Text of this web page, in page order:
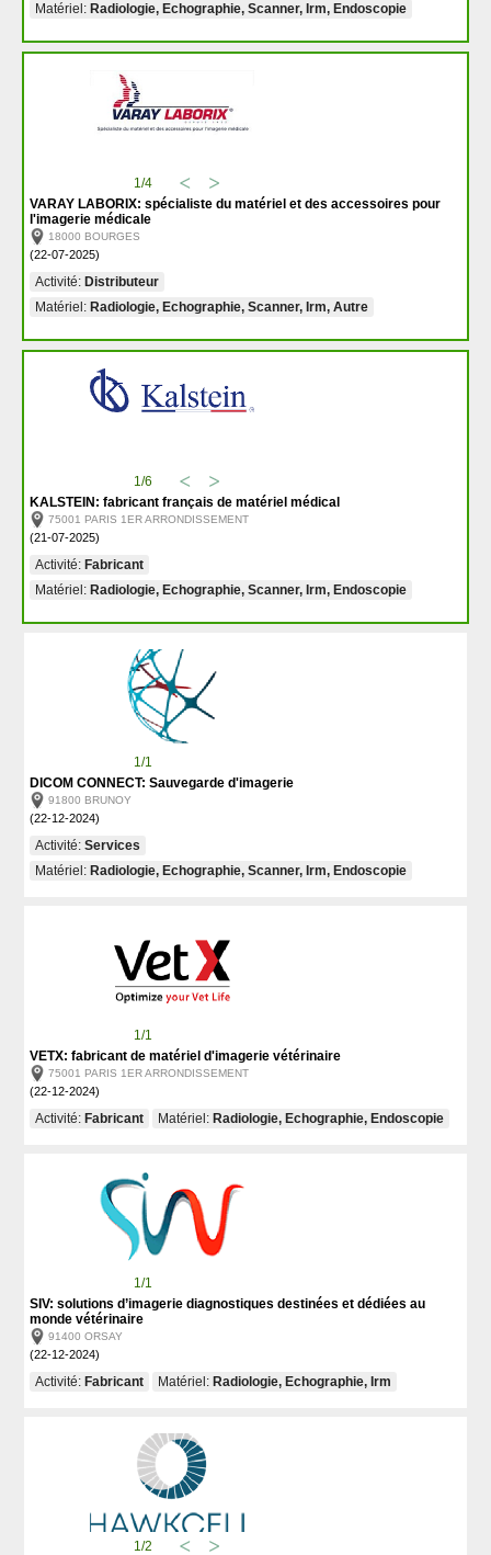
Matériel: Radiologie, Echographie, Scanner, Irm, Endoscopie
1/4
VARAY LABORIX: spécialiste du matériel et des accessoires pour
l'imagerie médicale
18000 BOURGES
(22-07-2025)
Activité: Distributeur
Matériel: Radiologie, Echographie, Scanner, Irm, Autre
1/6
KALSTEIN: fabricant français de matériel médical
75001 PARIS 1ER ARRONDISSEMENT
(21-07-2025)
Activité: Fabricant
Matériel: Radiologie, Echographie, Scanner, Irm, Endoscopie
1/1
DICOM CONNECT: Sauvegarde d'imagerie
91800 BRUNOY
(22-12-2024)
Activité: Services
Matériel: Radiologie, Echographie, Scanner, Irm, Endoscopie
1/1
VETX: fabricant de matériel d'imagerie vétérinaire
75001 PARIS 1ER ARRONDISSEMENT
(22-12-2024)
Activité: Fabricant Matériel: Radiologie, Echographie, Endoscopie
1/1
SIV: solutions d’imagerie diagnostiques destinées et dédiées au
monde vétérinaire
91400 ORSAY
(22-12-2024)
Activité: Fabricant Matériel: Radiologie, Echographie, Irm
1/2